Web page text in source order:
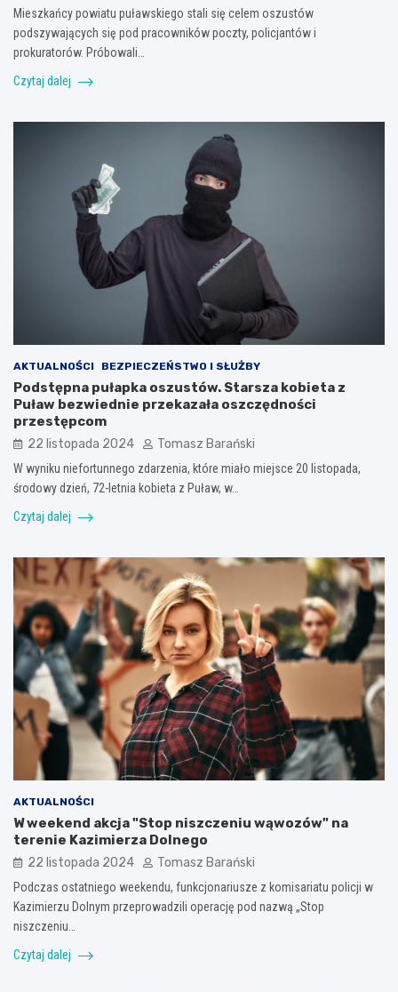
Mieszkańcy powiatu puławskiego stali się celem oszustów
podszywających się pod pracowników poczty, policjantów i
prokuratorów. Próbowali…
Czytaj dalej
AKTUALNOŚCI BEZPIECZEŃSTWO I SŁUŻBY
Podstępna pułapka oszustów. Starsza kobieta z
Puław bezwiednie przekazała oszczędności
przestępcom
22 listopada 2024 Tomasz Barański
W wyniku niefortunnego zdarzenia, które miało miejsce 20 listopada,
środowy dzień, 72-letnia kobieta z Puław, w…
Czytaj dalej
AKTUALNOŚCI
W weekend akcja "Stop niszczeniu wąwozów" na
terenie Kazimierza Dolnego
22 listopada 2024 Tomasz Barański
Podczas ostatniego weekendu, funkcjonariusze z komisariatu policji w
Kazimierzu Dolnym przeprowadzili operację pod nazwą „Stop
niszczeniu…
Czytaj dalej